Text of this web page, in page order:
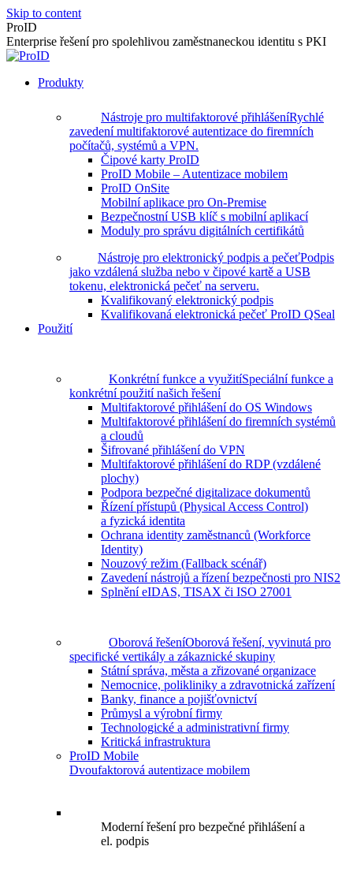
Skip to content
ProID
Enterprise řešení pro spolehlivou zaměstnaneckou identitu s PKI
Produkty
Nástroje pro multifaktorové přihlášeníRychlé
zavedení multifaktorové autentizace do firemních
počítačů, systémů a VPN.
Čipové karty ProID
ProID Mobile – Autentizace mobilem
ProID OnSite
Mobilní aplikace pro On-Premise
Bezpečnostní USB klíč s mobilní aplikací
Moduly pro správu digitálních certifikátů
Nástroje pro elektronický podpis a pečeťPodpis
jako vzdálená služba nebo v čipové kartě a USB
tokenu, elektronická pečeť na serveru.
Kvalifikovaný elektronický podpis
Kvalifikovaná elektronická pečeť ProID QSeal
Použití
Konkrétní funkce a využitíSpeciální funkce a
konkrétní použití našich řešení
Multifaktorové přihlášení do OS Windows
Multifaktorové přihlášení do firemních systémů
a cloudů
Šifrované přihlášení do VPN
Multifaktorové přihlášení do RDP (vzdálené
plochy)
Podpora bezpečné digitalizace dokumentů
Řízení přístupů (Physical Access Control)
a fyzická identita
Ochrana identity zaměstnanců (Workforce
Identity)
Nouzový režim (Fallback scénář)
Zavedení nástrojů a řízení bezpečnosti pro NIS2
Splnění eIDAS, TISAX či ISO 27001
Oborová řešeníOborová řešení, vyvinutá pro
specifické vertikály a zákaznické skupiny
Státní správa, města a zřizované organizace
Nemocnice, polikliniky a zdravotnická zařízení
Banky, finance a pojišťovnictví
Průmysl a výrobní firmy
Technologické a administrativní firmy
Kritická infrastruktura
ProID Mobile
Dvoufaktorová autentizace mobilem
Moderní řešení pro bezpečné přihlášení a
el. podpis